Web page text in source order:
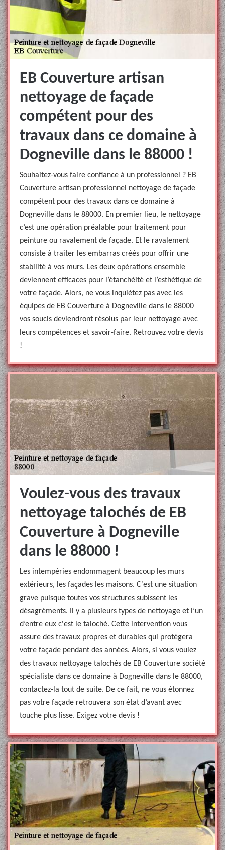
EB Couverture artisan
nettoyage de façade
compétent pour des
travaux dans ce domaine à
Dogneville dans le 88000 !
Souhaitez-vous faire confiance à un professionnel ? EB
Couverture artisan professionnel nettoyage de façade
compétent pour des travaux dans ce domaine à
Dogneville dans le 88000. En premier lieu, le nettoyage
c’est une opération préalable pour traitement pour
peinture ou ravalement de façade. Et le ravalement
consiste à traiter les embarras créés pour offrir une
stabilité à vos murs. Les deux opérations ensemble
deviennent efficaces pour l’étanchéité et l’esthétique de
votre façade. Alors, ne vous inquiétez pas avec les
équipes de EB Couverture à Dogneville dans le 88000
vos soucis deviendront résolus par leur nettoyage avec
leurs compétences et savoir-faire. Retrouvez votre devis
!
Voulez-vous des travaux
nettoyage talochés de EB
Couverture à Dogneville
dans le 88000 !
Les intempéries endommagent beaucoup les murs
extérieurs, les façades les maisons. C’est une situation
grave puisque toutes vos structures subissent les
désagréments. Il y a plusieurs types de nettoyage et l’un
d’entre eux c'est le taloché. Cette intervention vous
assure des travaux propres et durables qui protègera
votre façade pendant des années. Alors, si vous voulez
des travaux nettoyage talochés de EB Couverture société
spécialiste dans ce domaine à Dogneville dans le 88000,
contactez-la tout de suite. De ce fait, ne vous étonnez
pas votre façade retrouvera son état d’avant avec
touche plus lisse. Exigez votre devis !